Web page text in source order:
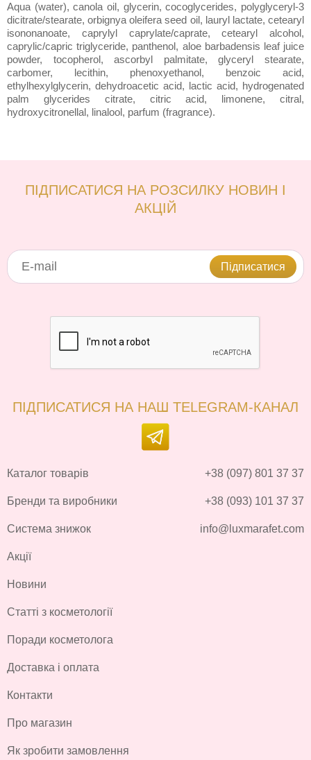
Aqua (water), canola oil, glycerin, cocoglycerides, polyglyceryl-3
dicitrate/stearate, orbignya oleifera seed oil, lauryl lactate, cetearyl
isononanoate, caprylyl caprylate/caprate, cetearyl alcohol,
caprylic/capric triglyceride, panthenol, aloe barbadensis leaf juice
powder, tocopherol, ascorbyl palmitate, glyceryl stearate,
carbomer, lecithin, phenoxyethanol, benzoic acid,
ethylhexylglycerin, dehydroacetic acid, lactic acid, hydrogenated
palm glycerides citrate, citric acid, limonene, citral,
hydroxycitronellal, linalool, parfum (fragrance).
ПІДПИСАТИСЯ НА РОЗСИЛКУ НОВИН І
АКЦІЙ
Підписатися
ПІДПИСАТИСЯ НА НАШ TELEGRAM-КАНАЛ
Каталог товарів
Бренди та виробники
Система знижок
Акції
Новини
Статті з косметології
Поради косметолога
Доставка і оплата
Контакти
Про магазин
Як зробити замовлення
+38 (097) 801 37 37
+38 (093) 101 37 37
info@luxmarafet.com